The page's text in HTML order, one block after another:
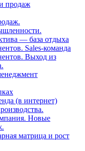
продаж
— база отдыха
Sales-команда
Выход из
(в интернет)
Новые
матрица и рост